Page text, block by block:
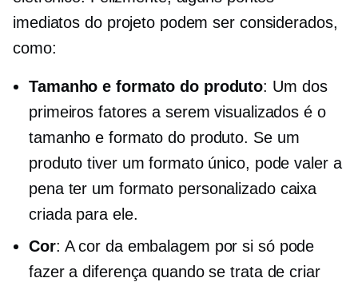
imediatos do projeto podem ser considerados,
como:
Tamanho e formato do produto: Um dos
primeiros fatores a serem visualizados é o
tamanho e formato do produto. Se um
produto tiver um formato único, pode valer a
pena ter um formato personalizadocaixa
criada para ele.
Cor: A cor da embalagem por si só pode
fazer a diferença quando se trata de criar